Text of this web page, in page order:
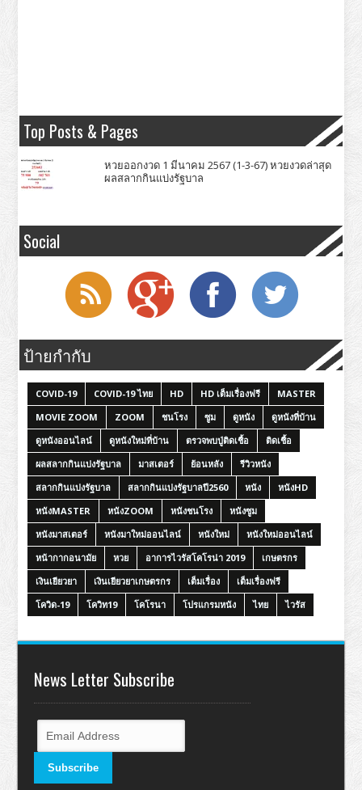
Top Posts & Pages
หวยออกงวด 1 มีนาคม 2567 (1-3-67) หวยงวดล่าสุด
ผลสลากกินแบ่งรัฐบาล
Social
ป้ายกำกับ
COVID-19 COVID-19 ไทย HD HD เต็มเรื่องฟรี
MASTER
MOVIE ZOOM
ZOOM ชนโรง ซูม ดูหนัง
ดูหนังที่บ้าน
ดูหนังออนไลน์
ดูหนังใหม่ที่บ้าน ตรวจพบปู่ติดเชื้อ
ติดเชื้อ
ผลสลากกินแบ่งรัฐบาล
มาสเตอร์ ย้อนหลัง
รีวิวหนัง
สลากกินแบ่งรัฐบาล
สลากกินแบ่งรัฐบาลปี2560 หนัง
หนังHD
หนังMASTER
หนังZOOM หนังชนโรง
หนังซูม
หนังมาสเตอร์
หนังมาใหม่ออนไลน์ หนังใหม่
หนังใหม่ออนไลน์
หน้ากากอนามัย
หวย อาการไวรัสโคโรน่า 2019
เกษตรกร
เงินเยียวยา
เงินเยียวยาเกษตรกร เต็มเรื่อง
เต็มเรื่องฟรี
โควิด-19
โควิท19 โคโรนา โปรแกรมหนัง ไทย ไวรัส
News Letter Subscribe